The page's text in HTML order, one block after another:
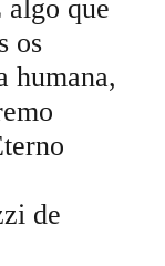
que
os
humana,
de